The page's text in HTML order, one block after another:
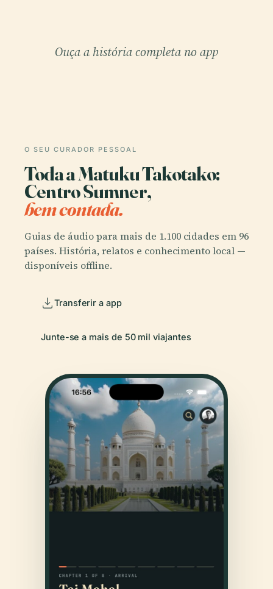
Ouça a história completa no app
O SEU CURADOR PESSOAL
Toda a Matuku Takotako:
Centro Sumner,
bem contada.
Guias de áudio para mais de 1.100 cidades em 96
países. História, relatos e conhecimento local —
disponíveis offline.
Transferir a app
Junte-se a mais de 50 mil viajantes